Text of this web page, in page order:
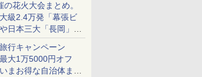
の花火大会まとめ。
級2.4万発「幕張ビ
日本三大「長岡」な
ベント目白押し！
行キャンペーン
大1万5000円オフ
まお得な自治体まと